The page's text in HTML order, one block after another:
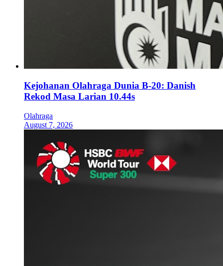
Kejohanan Olahraga Dunia B-20: Danish
Rekod Masa Larian 10.44s
Olahraga
August 7, 2026